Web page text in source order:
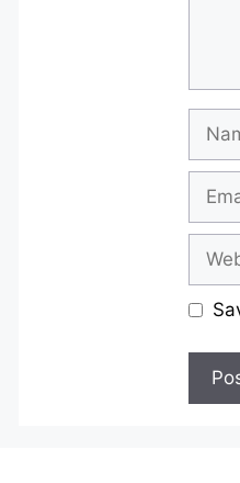
Name
Email